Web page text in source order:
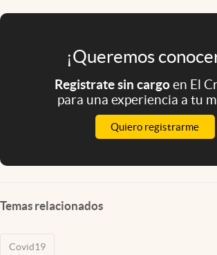
¡Queremos
Registrate sin cargoen El
para una experiencia a tu
Quiero registrarme
Temas relacionados
Covid19